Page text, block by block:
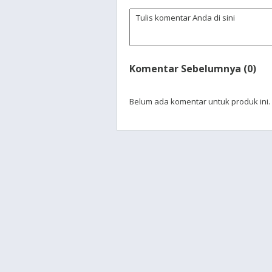
Komentar Sebelumnya (0)
Belum ada komentar untuk produk ini.